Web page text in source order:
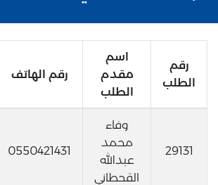
رقم
الطلب
اسم
مقدم
الطلب
رقم الهاتف
29131
وفاء
محمد
عبدالله
القحطاني
0550421431